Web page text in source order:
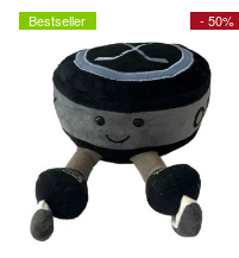
- 50%
Bestseller